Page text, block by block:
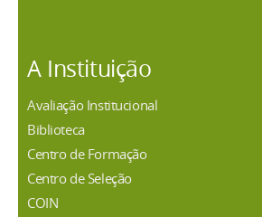
A Instituição
Avaliação Institucional
Biblioteca
Centro de Formação
Centro de Seleção
COIN